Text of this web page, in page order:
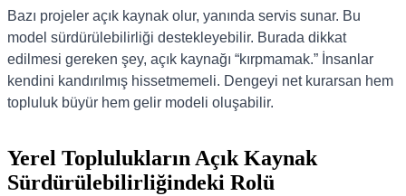
Bazı projeler açık kaynak olur, yanında servis sunar. Bu
model sürdürülebilirliği destekleyebilir. Burada dikkat
edilmesi gereken şey, açık kaynağı “kırpmamak.” İnsanlar
kendini kandırılmış hissetmemeli. Dengeyi net kurarsan hem
topluluk büyür hem gelir modeli oluşabilir.
Yerel Toplulukların Açık Kaynak
Sürdürülebilirliğindeki Rolü